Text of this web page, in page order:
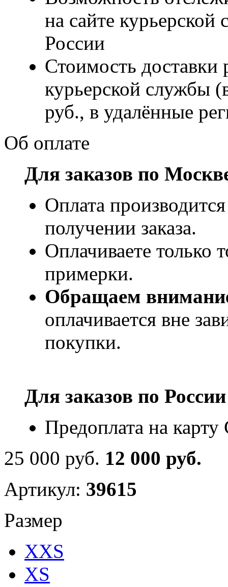
на сайте
России
Стоимость доставки
курьерской службы
руб., в удалённые
Об оплате
Для заказов по
Оплата
получении заказа.
Оплачиваете только
примерки.
Обращаем
оплачивается вне
покупки.
Для заказов по
Предоплата на
25 000 руб. 12 000 руб.
Артикул: 39615
Размер
XXS
XS